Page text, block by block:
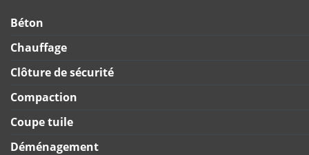
Béton
Chauffage
Clôture de sécurité
Compaction
Coupe tuile
Déménagement